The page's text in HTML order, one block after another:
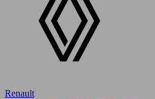
Renault